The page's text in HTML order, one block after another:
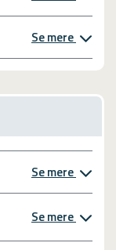
Se mere
Se mere
Se mere